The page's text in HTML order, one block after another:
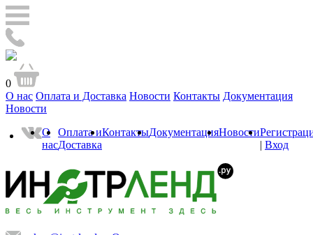
0
О нас Оплата и Доставка Новости Контакты Документация
Новости
О
нас
Оплата и
Доставка
КонтактыДокументацияНовости
| Вход